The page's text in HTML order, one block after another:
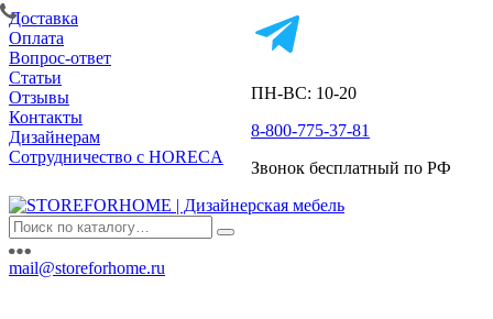
Доставка
Оплата
Вопрос-ответ
Статьи
Отзывы
Контакты
Дизайнерам
Сотрудничество с HORECA
ПН-ВС: 10-20
8-800-775-37-81
Звонок бесплатный по РФ
mail@storeforhome.ru